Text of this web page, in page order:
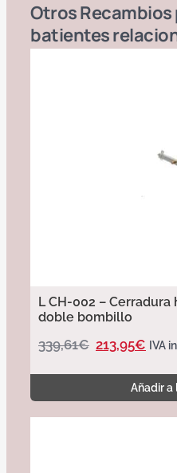
Otros
batientes
L CH-002 – Cerradura
doble bombillo
339,61€ 213,95€ IVA
Añadir a